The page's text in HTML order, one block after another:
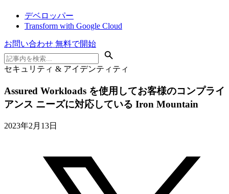
デベロッパー
Transform with Google Cloud
お問い合わせ 無料で開始
セキュリティ & アイデンティティ
Assured Workloads を使用してお客様のコンプライ
アンス ニーズに対応している Iron Mountain
2023年2月13日